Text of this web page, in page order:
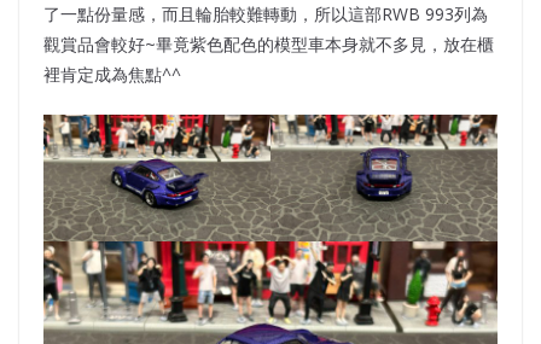
了一點份量感，而且輪胎較難轉動，所以這部RWB 993列為
觀賞品會較好~畢竟紫色配色的模型車本身就不多見，放在櫃
裡肯定成為焦點^^